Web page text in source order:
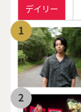
デイリー
1
2